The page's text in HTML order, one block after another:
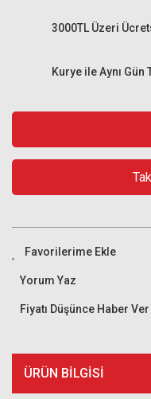
Kurye ile Aynı Gün
3000TL Üzeri
Yorum Yaz
Fiyatı Düşünce Haber Ver
ÜRÜN BILGISI